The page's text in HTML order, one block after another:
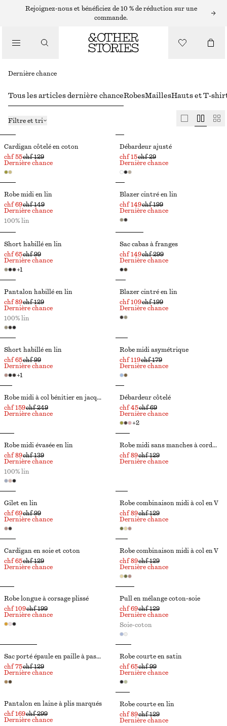
Rejoignez-nous et bénéficiez de 10 % de réduction sur une
commande.
Dernière chance
Tous les articles dernière chanceRobesMaillesHauts et T-
Filtre et tri
Cardigan côtelé en coton
chf 55chf 129
Dernière chance
Débardeur ajusté
chf 15chf 29
Dernière chance
Robe midi en lin
chf 69chf 149
Dernière chance
100% lin
Blazer cintré en lin
chf 149chf 199
Dernière chance
Short habillé en lin
chf 65chf 99
+1
Dernière chance
Sac cabas à franges
chf 149chf 299
Dernière chance
Pantalon habillé en lin
chf 89chf 129
Dernière chance
100% lin
Blazer cintré en lin
chf 109chf 199
Dernière chance
Short habillé en lin
chf 65chf 99
+1
Dernière chance
Robe midi asymétrique
chf 119chf 179
Dernière chance
Robe midi à col bénitier en jacquard
chf 159chf 249
Dernière chance
Débardeur côtelé
chf 45chf 69
+2
Dernière chance
Robe midi évasée en lin
chf 89chf 139
Dernière chance
100% lin
Robe midi sans manches à cordon de serrage
chf 89chf 129
Dernière chance
Gilet en lin
chf 69chf 99
Dernière chance
Robe combinaison midi à col en V
chf 89chf 129
Dernière chance
Cardigan en soie et coton
chf 65chf 129
Dernière chance
Robe combinaison midi à col en V
chf 89chf 129
Dernière chance
Robe longue à corsage plissé
chf 109chf 199
Dernière chance
Pull en mélange coton-soie
chf 69chf 129
Dernière chance
Soie-coton
Sac porté épaule en paille à passepoils en cuir
chf 75chf 129
Dernière chance
Robe courte en satin
chf 65chf 99
Dernière chance
Pantalon en laine à plis marqués
chf 169chf 299
Dernière chance
Robe courte en lin
chf 89chf 129
Dernière chance